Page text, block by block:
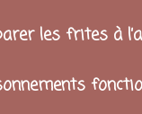
les frites à